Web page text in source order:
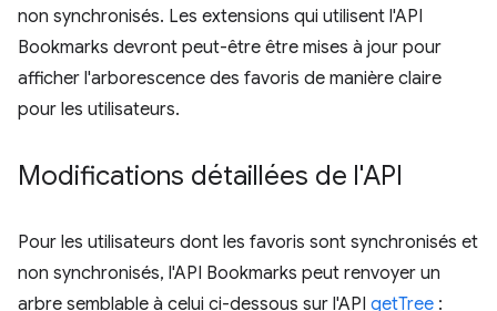
non synchronisés. Les extensions qui utilisent l'API
Bookmarks devront peut-être être mises à jour pour
afficher l'arborescence des favoris de manière claire
pour les utilisateurs.
Modifications détaillées de l'API
Pour les utilisateurs dont les favoris sont synchronisés et
non synchronisés, l'API Bookmarks peut renvoyer un
arbre semblable à celui ci-dessous sur l'API getTree :